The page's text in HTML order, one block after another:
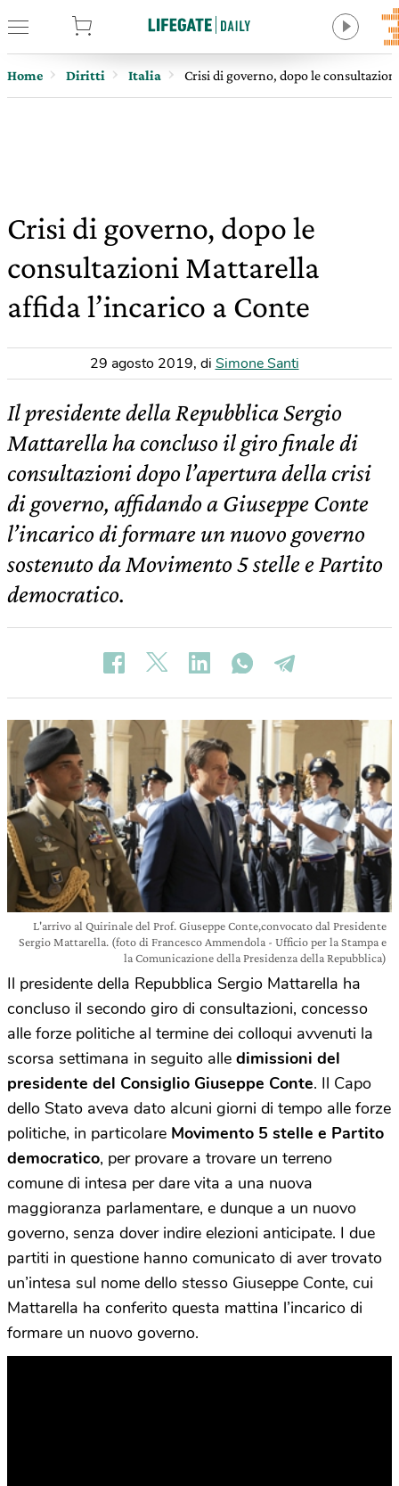
Home Diritti Italia Crisi di governo, dopo le
Crisi di governo, dopo le
consultazioni Mattarella
affida l’incarico a Conte
29 agosto 2019, di Simone Santi
Il presidente della Repubblica Sergio
Mattarella ha concluso il giro finale di
consultazioni dopo l’apertura della crisi
di governo, affidando a Giuseppe Conte
l’incarico di formare un nuovo governo
sostenuto da Movimento 5 stelle e Partito
democratico.
L'arrivo al Quirinale del Prof. Giuseppe Conte,convocato dal Presidente
Sergio Mattarella. (foto di Francesco Ammendola - Ufficio per la Stampa e
la Comunicazione della Presidenza della Repubblica)
Il presidente della Repubblica Sergio Mattarella ha
concluso il secondo giro di consultazioni, concesso
alle forze politiche al termine dei colloqui avvenuti la
scorsa settimana in seguito alle dimissioni del
presidente del Consiglio Giuseppe Conte. Il Capo
dello Stato aveva dato alcuni giorni di tempo alle forze
politiche, in particolare Movimento 5 stelle e Partito
democratico, per provare a trovare un terreno
comune di intesa per dare vita a una nuova
maggioranza parlamentare, e dunque a un nuovo
governo, senza dover indire elezioni anticipate. I due
partiti in questione hanno comunicato di aver trovato
un’intesa sul nome dello stesso Giuseppe Conte, cui
Mattarella ha conferito questa mattina l’incarico di
formare un nuovo governo.